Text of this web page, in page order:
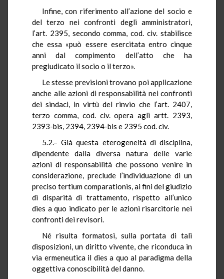
Infine, con riferimento all’azione del socio e
del terzo nei confronti degli amministratori,
l’art. 2395, secondo comma, cod. civ. stabilisce
che essa «può essere esercitata entro cinque
anni dal compimento dell’atto che ha
pregiudicato il socio o il terzo».
Le stesse previsioni trovano poi applicazione
anche alle azioni di responsabilità nei confronti
dei sindaci, in virtù del rinvio che l’art. 2407,
terzo comma, cod. civ. opera agli artt. 2393,
2393-bis, 2394, 2394-bis e 2395 cod. civ.
5.2.– Già questa eterogeneità di disciplina,
dipendente dalla diversa natura delle varie
azioni di responsabilità che possono venire in
considerazione, preclude l’individuazione di un
preciso tertium comparationis, ai fini del giudizio
di disparità di trattamento, rispetto all’unico
dies a quo indicato per le azioni risarcitorie nei
confronti dei revisori.
Né risulta formatosi, sulla portata di tali
disposizioni, un diritto vivente, che riconduca in
via ermeneutica il dies a quo al paradigma della
oggettiva conoscibilità del danno.